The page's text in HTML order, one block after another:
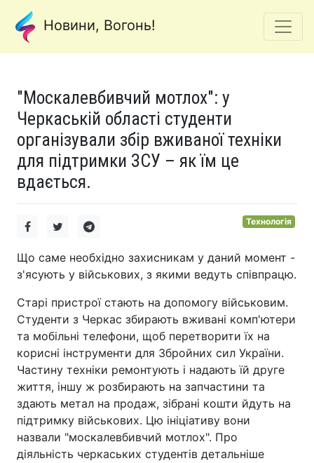
Новини, Вогонь!
"Москалевбивчий мотлох": у
Черкаській області студенти
організували збір вживаної техніки
для підтримки ЗСУ – як їм це
вдається.
Технологія
Що саме необхідно захисникам у даний момент -
з'ясують у військових, з якими ведуть співпрацю.
Старі пристрої стають на допомогу військовим.
Студенти з Черкас збирають вживані комп'ютери
та мобільні телефони, щоб перетворити їх на
корисні інструменти для Збройних сил України.
Частину техніки ремонтують і надають їй друге
життя, іншу ж розбирають на запчастини та
здають метал на продаж, зібрані кошти йдуть на
підтримку військових. Цю ініціативу вони
назвали "москалевбивчий мотлох". Про
діяльність черкаських студентів детальніше